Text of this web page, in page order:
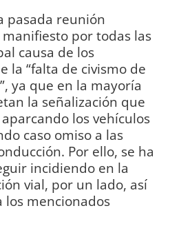
pasada reunión
por todas las
causa de los
la “falta de civismo de
ya que en la mayoría
la señalización que
los vehículos
caso omiso a las
Por ello, se ha
incidiendo en la
vial, por un lado, así
los mencionados